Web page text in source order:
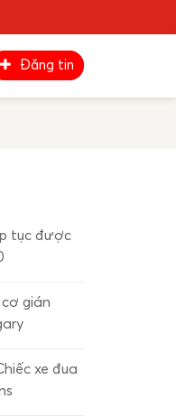
Đăng tin
tục được
gián
xe đua